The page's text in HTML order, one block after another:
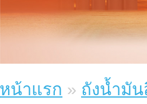
หน้าแรก » ถังน้ำมั